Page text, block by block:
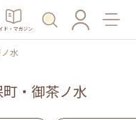
ド・マガジン
水
・御茶ノ水